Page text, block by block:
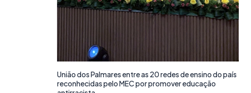
União dos Palmares entre as 20 redes de ensino do país
reconhecidas pelo MEC por promover educação